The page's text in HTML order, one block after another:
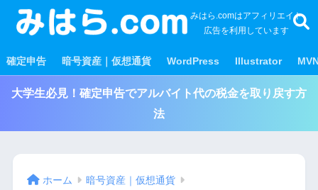
みはら.comはアフィリエイト
広告を利用しています
確定申告 暗号資産｜仮想通貨 WordPress Illustrator
大学生必見！確定申告でアルバイト代の税金を取り戻す方
法
ホーム 暗号資産｜仮想通貨